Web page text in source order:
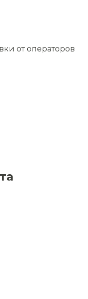
от операторов